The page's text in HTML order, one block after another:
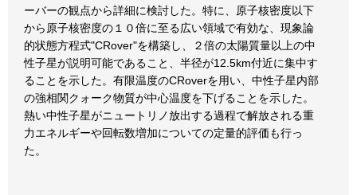
ーバーの観点から詳細に検討した。特に、原子核密度以下
から原子核密度の１０倍に至る広い領域で有効な、現象論
的状態方程式"CRover"を構築し、２倍の太陽質量以上の中
性子星が説明可能であること、半径が12.5km付近に集中す
ることを示した。有限温度のCRoverを用い、中性子星内部
の強相関クォーク物質が中心温度を下げることを示した。
熱い中性子星がニュートリノ放出する過程で解放される重
力エネルギーや回転数増加についての定量的評価も行っ
た。